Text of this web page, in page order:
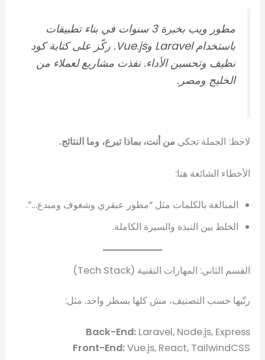
مطور ويب بخبرة 3 سنوات في بناء تطبيقات
باستخدام Laravel وVue.js. ركّز على كتابة كود
نظيف وتحسين الأداء. نفذت مشاريع لعملاء من
الخليج ومصر.
لاحظ: الجملة تحكي من أنت، بماذا تبرع، وما النتائج.
الأخطاء الشائعة هنا:
المبالغة بالكلمات مثل “مطور عبقري وشغوف ومبدع…”.
الخلط بين النبذة والسيرة الكاملة.
القسم الثاني: المهارات التقنية (Tech Stack)
رتّبها حسب التصنيف، مش كلها بسطر واحد. مثل:
Back-End:Laravel, Node.js, Express
Front-End:Vue.js, React, TailwindCSS